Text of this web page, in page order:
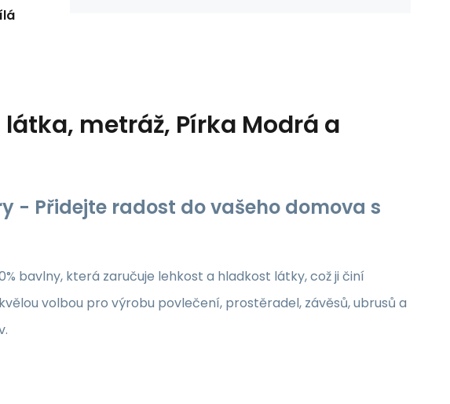
metráž, Pírka Modrá a
- Přidejte radost do vašeho domova s
bavlny, která zaručuje lehkost a hladkost látky, což ji činí
volbou pro výrobu povlečení, prostěradel, závěsů, ubrusů a